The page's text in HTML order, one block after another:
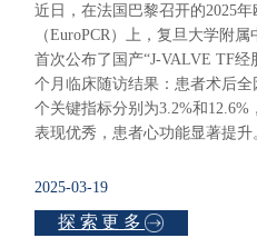
近日，在法国巴黎召开的2025
（EuroPCR）上，复旦大学附
首次公布了国产“J-VALVE TF
个月临床随访结果：患者术后
个关键指标分别为3.2%和
表现优秀，患者心功能显著提升
2025-03-19
探索更多